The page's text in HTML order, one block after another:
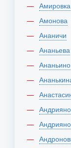
Амировка
Амонова
Ананичи
Ананьева
Ананьино